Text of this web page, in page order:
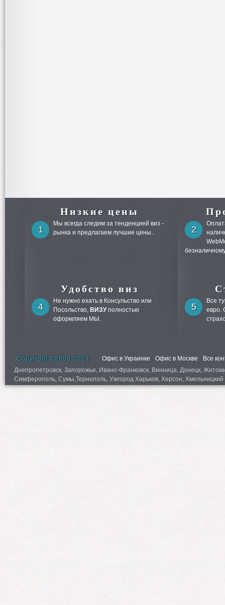
Низкие цены
1
Мы всегда следим за тенденцией виз -
рынка и предлагаем лучшие цены..
2
Удобство виз
4
Не нужно ехать в Консульство или
Посольство, ВИЗУполностью
оформляем МЫ.
5
Все
евро.
Copyright ©2009-2023 Офис в Украинке Офис в Москве
Все
Днепропетровск, Запорожье, Ивано-Франковск, Винница, Донецк,
Симферополь, Сумы,Тернополь, Ужгород Харьков, Херсон,